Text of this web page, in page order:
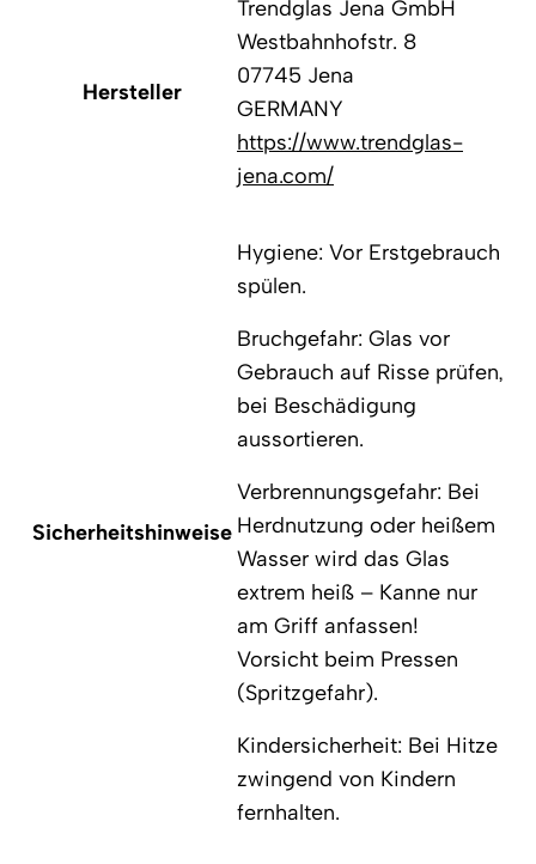
Hersteller
Trendglas Jena GmbH
Westbahnhofstr. 8
07745 Jena
GERMANY
https://www.trendglas-
jena.com/
Sicherheitshinweise
Hygiene: Vor Erstgebrauch
spülen.
Bruchgefahr: Glas vor
Gebrauch auf Risse prüfen,
bei Beschädigung
aussortieren.
Verbrennungsgefahr: Bei
Herdnutzung oder heißem
Wasser wird das Glas
extrem heiß – Kanne nur
am Griff anfassen!
Vorsicht beim Pressen
(Spritzgefahr).
Kindersicherheit: Bei Hitze
zwingend von Kindern
fernhalten.